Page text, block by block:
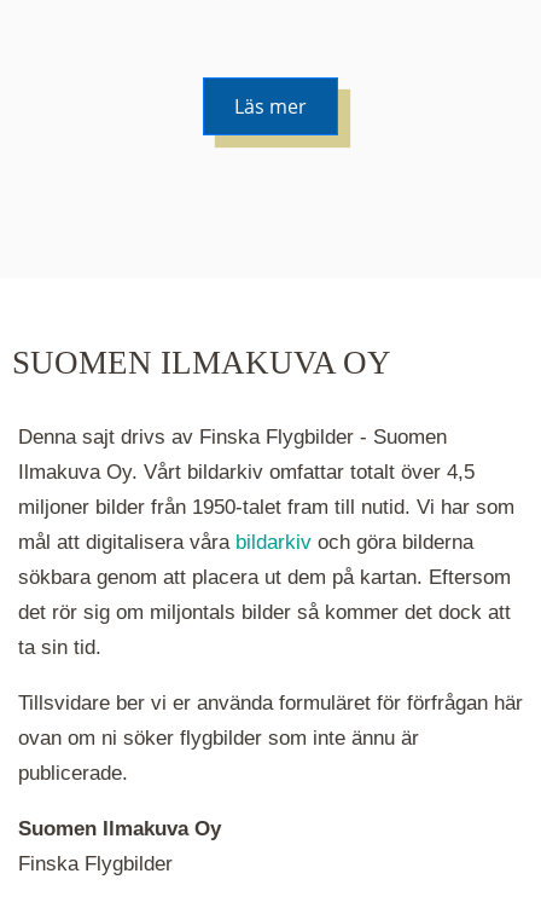
Läs mer
hålla ned ctrl-tangenten och scrolla.
SUOMEN ILMAKUVA OY
Denna sajt drivs av Finska Flygbilder - Suomen
Ilmakuva Oy. Vårt bildarkiv omfattar totalt över 4,5
miljoner bilder från 1950-talet fram till nutid. Vi har som
mål att digitalisera våra bildarkiv och göra bilderna
sökbara genom att placera ut dem på kartan. Eftersom
det rör sig om miljontals bilder så kommer det dock att
ta sin tid.
Tillsvidare ber vi er använda formuläret för förfrågan här
ovan om ni söker flygbilder som inte ännu är
publicerade.
Suomen Ilmakuva Oy
Finska Flygbilder